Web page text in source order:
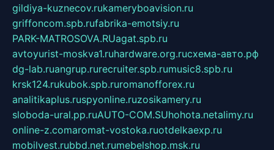
gildiya-kuznecov.rukameryboavision.ru
griffoncom.spb.rufabrika-emotsiy.ru
PARK-MATROSOVA.RUagat.spb.ru
avtoyurist-moskva1.ruhardware.org.ruсхема-авто.рф
dg-lab.ruangrup.rurecruiter.spb.rumusic8.spb.ru
krsk124.rukubok.spb.ruromanofforex.ru
analitikaplus.ruspyonline.ruzosikamery.ru
sloboda-ural.pp.ruAUTO-COM.SUhohota.netalimy.ru
online-z.comaromat-vostoka.ruotdelkaexp.ru
mobilvest.rubbd.net.rumebelshop.msk.ru